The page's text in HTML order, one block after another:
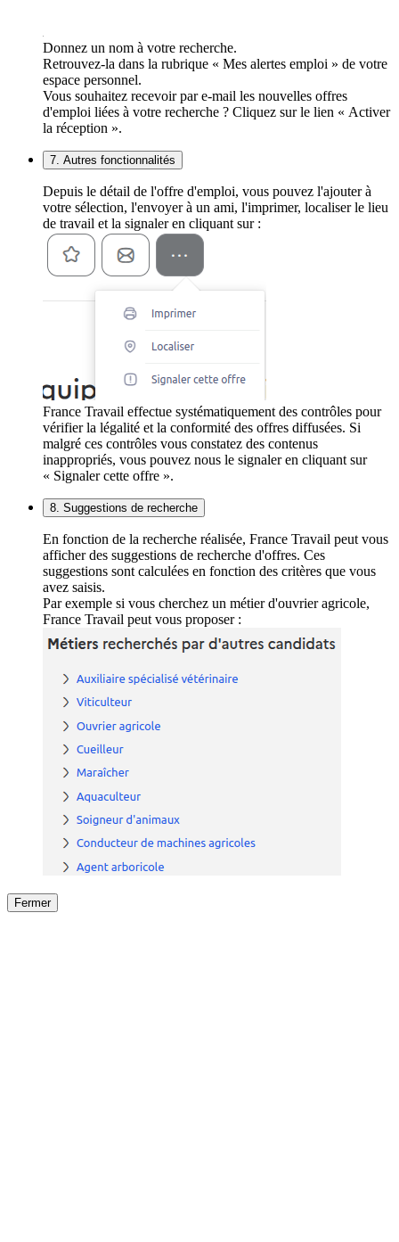
Donnez un nom à votre recherche.
Retrouvez-la dans la rubrique « Mes alertes emploi » de votre
espace personnel.
Vous souhaitez recevoir par e-mail les nouvelles offres
d'emploi liées à votre recherche ? Cliquez sur le lien « Activer
la réception ».
7. Autres fonctionnalités
Depuis le détail de l'offre d'emploi, vous pouvez l'ajouter à
votre sélection, l'envoyer à un ami, l'imprimer, localiser le lieu
de travail et la signaler en cliquant sur :
France Travail effectue systématiquement des contrôles pour
vérifier la légalité et la conformité des offres diffusées. Si
malgré ces contrôles vous constatez des contenus
inappropriés, vous pouvez nous le signaler en cliquant sur
« Signaler cette offre ».
8. Suggestions de recherche
En fonction de la recherche réalisée, France Travail peut vous
afficher des suggestions de recherche d'offres. Ces
suggestions sont calculées en fonction des critères que vous
avez saisis.
Par exemple si vous cherchez un métier d'ouvrier agricole,
France Travail peut vous proposer :
Fermer